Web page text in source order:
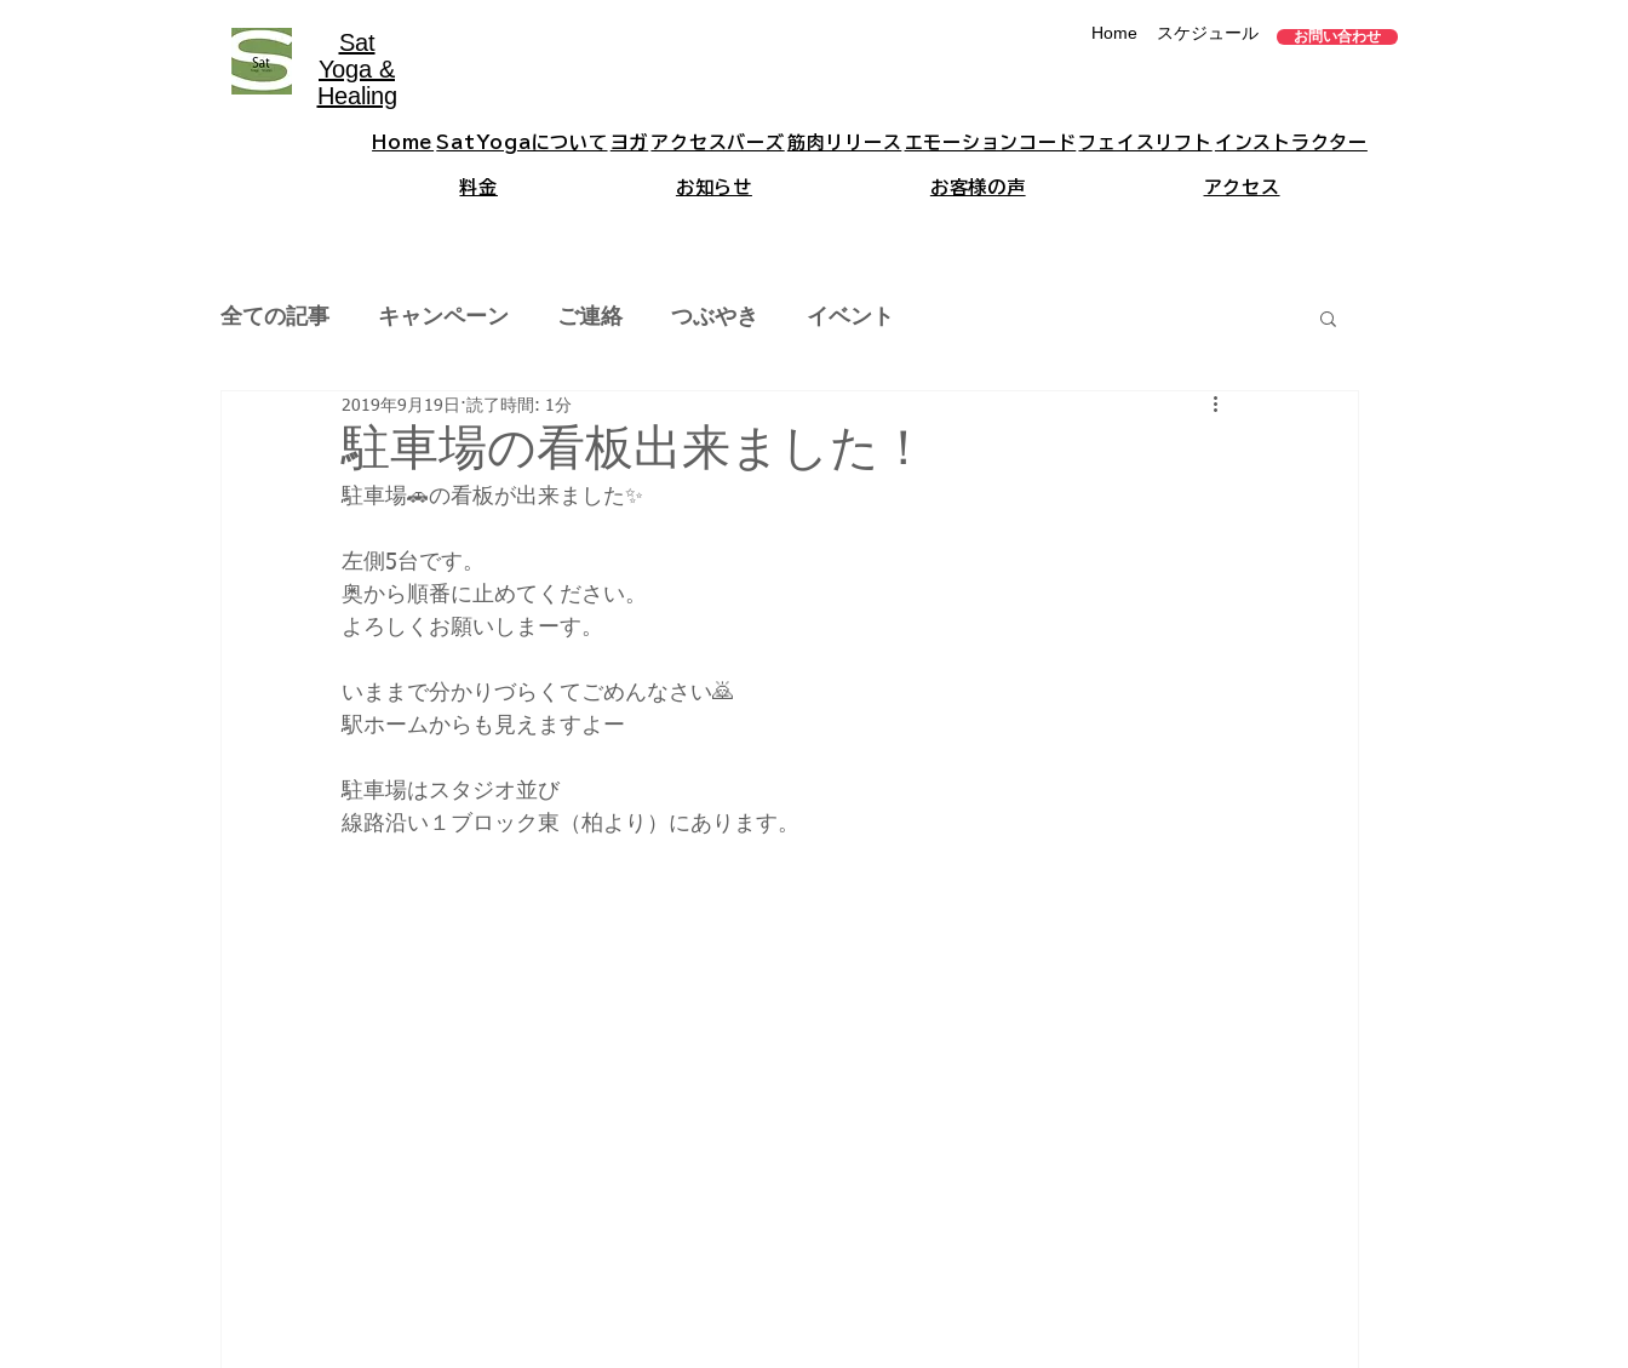
Sat
Yoga &
Healing
Home スケジュール お問い合わせ
Home SatYogaについて ヨガ アクセスバーズ 筋肉リリース エモーションコード フェイスリフト インストラクター
料金 お知らせ お客様の声 アクセス
全ての記事 キャンペーン ご連絡 つぶやき イベント
駐車場の看板出来ました！
2019年9月19日 読了時間: 1分
駐車場🚗の看板が出来ました✨
左側5台です。
奥から順番に止めてください。
よろしくお願いしまーす。
いままで分かりづらくてごめんなさい🙇
駅ホームからも見えますよー
駐車場はスタジオ並び
線路沿い１ブロック東（柏より）にあります。